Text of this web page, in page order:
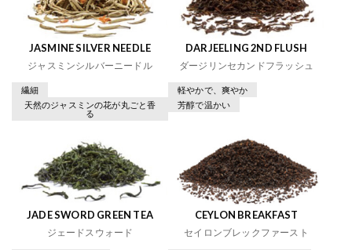
JASMINE SILVER NEEDLE
ジャスミンシルバーニードル
繊細
天然のジャスミンの花が丸ごと香
る
DARJEELING 2ND FLUSH
ダージリンセカンドフラッシュ
軽やかで、爽やか
芳醇で温かい
JADE SWORD GREEN TEA
ジェードスウォード
CEYLON BREAKFAST
セイロンブレックファースト